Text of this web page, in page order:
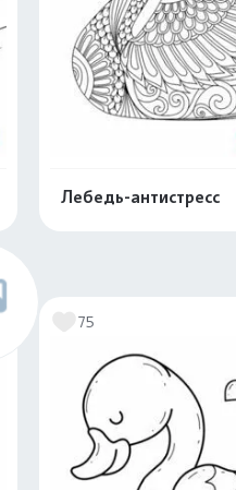
Лебедь-антистресс
75